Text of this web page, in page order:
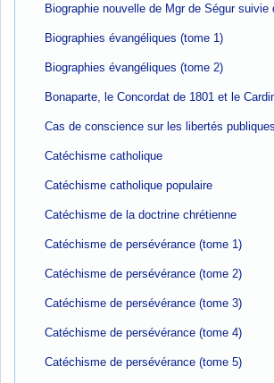
Biographie nouvelle de Mgr de Ségur
Biographies évangéliques (tome 1)
Biographies évangéliques (tome 2)
Bonaparte, le Concordat de 1801 et le
Cas de conscience sur les libertés publiques
Catéchisme catholique
Catéchisme catholique populaire
Catéchisme de la doctrine chrétienne
Catéchisme de persévérance (tome 1)
Catéchisme de persévérance (tome 2)
Catéchisme de persévérance (tome 3)
Catéchisme de persévérance (tome 4)
Catéchisme de persévérance (tome 5)